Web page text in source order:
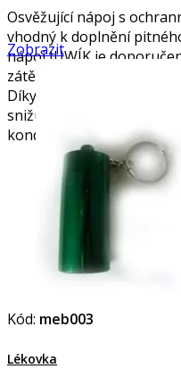
Osvěžující nápoj s
vhodný k doplnění
nápoj JUWÍK je
zátěži, a to zejména
Díky svému složení
snižuje celkovou
kondici.
Zobrazit
Kód: meb003
Lékovka